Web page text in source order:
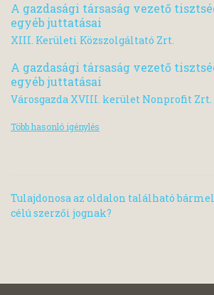
A gazdasági társaság vezető
egyéb juttatásai
XIII. Kerületi Közszolgáltató Zrt.
A gazdasági társaság vezető
egyéb juttatásai
Városgazda XVIII. kerület Nonprofit Zrt.
Több hasonló igénylés
Tulajdonosa az oldalon található
célú szerzői jognak?